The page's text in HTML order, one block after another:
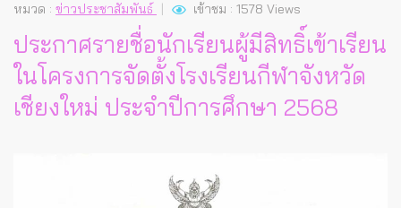
หมวด : ข่าวประชาสัมพันธ์ เข้าชม : 1578 Views
ประกาศรายชื่อนักเรียนผู้มีสิทธิ์เข้าเรียน
ในโครงการจัดตั้งโรงเรียนกีฬาจังหวัด
เชียงใหม่ ประจำปีการศึกษา 2568